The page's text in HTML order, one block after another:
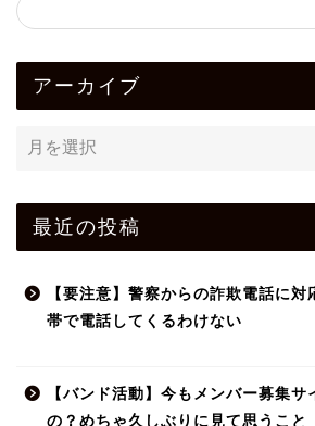
アーカイブ
最近の投稿
【要注意】警察からの詐欺電話に
帯で電話してくるわけない
【バンド活動】今もメンバー募集サ
の？めちゃ久しぶりに見て思うこと